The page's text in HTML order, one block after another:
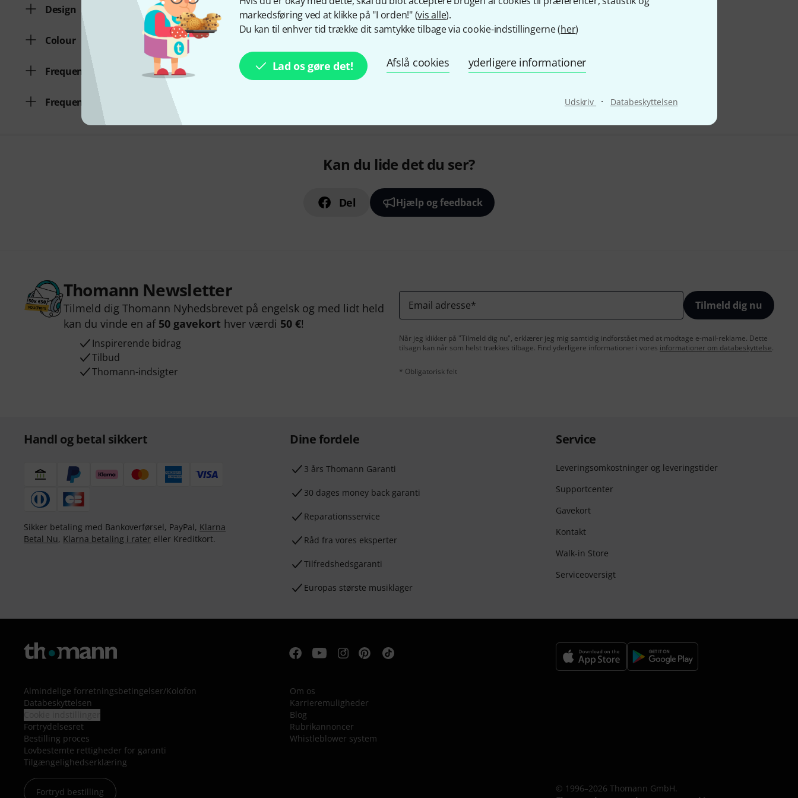
markedsføring ved at klikke på "I orden!" (vis alle).
Du kan til enhver tid trække dit samtykke tilbage via cookie-indstillingerne (her)
Lad os gøre det! Afslå cookies yderligere informationer
Udskriv · Databeskyttelsen
Design
Colour
Frequency range min.
Frequency range max.
Kan du lide det du ser?
Del Hjælp og feedback
Thomann Newsletter
Tilmeld dig Thomann Nyhedsbrevet på engelsk og med lidt held
kan du vinde en af 50 gavekort hver værdi 50 €!
Inspirerende bidrag
Tilbud
Thomann-indsigter
Email adresse* Tilmeld dig nu
Når jeg klikker på "Tilmeld dig nu", erklærer jeg mig samtidig indforstået med at modtage e-mail-reklame. Dette
tilsagn kan når som helst trækkes tilbage. Find yderligere informationer i vores informationer om databeskyttelse.
* Obligatorisk felt
Handl og betal sikkert
Sikker betaling med Bankoverførsel, PayPal, Klarna
Betal Nu, Klarna betaling i rater eller Kreditkort.
Dine fordele
3 års Thomann Garanti
30 dages money back garanti
Reparationsservice
Råd fra vores eksperter
Tilfredshedsgaranti
Europas største musiklager
Service
Leveringsomkostninger og leveringstider
Supportcenter
Gavekort
Kontakt
Walk-in Store
Serviceoversigt
Almindelige forretningsbetingelser/Kolofon
Databeskyttelsen
Fortrydelsesret
Bestilling proces
Lovbestemte rettigheder for garanti
Tilgængelighedserklæring
Fortryd bestilling
Om os
Karrieremuligheder
Blog
Rubrikannoncer
Whistleblower system
© 1996–2026 Thomann GmbH.